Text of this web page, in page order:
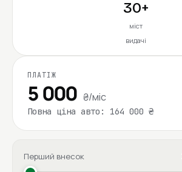
30+
міст
видачі
ПЛАТІЖ
5 000 ₴/міс
Повна ціна авто: 164 000 ₴
Перший внесок